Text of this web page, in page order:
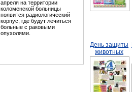
апреля на территории
коломенской больницы
появится радиологический
корпус, где будут лечиться
больные с раковыми
опухолями.
День защиты
животных